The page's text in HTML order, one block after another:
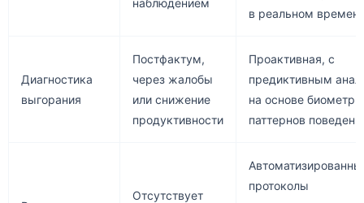
наблюдением
в реальном
Диагностика
выгорания
Постфактум,
через жалобы
или снижение
продуктивности
Проактивная, с
предиктивным
на основе
паттернов
Отсутствует
протоколы